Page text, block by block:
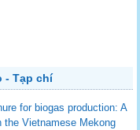
- Tạp chí
for biogas production: A
the Vietnamese Mekong